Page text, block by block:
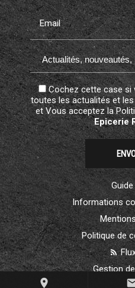
place
Email
Cochez cette case si
toutes les actualités et
et Vous acceptez la
Epicerie
Informations
Politique de
Gestion